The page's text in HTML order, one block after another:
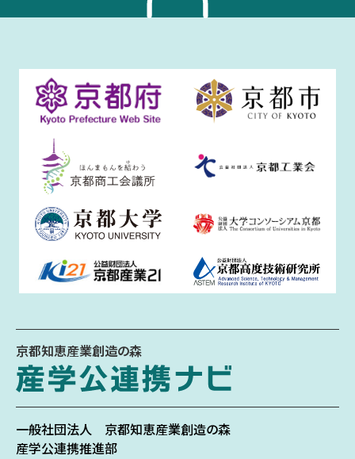
京都知恵産業創造の森
一般社団法人 京都知恵産業創造の森
産学公連携推進部